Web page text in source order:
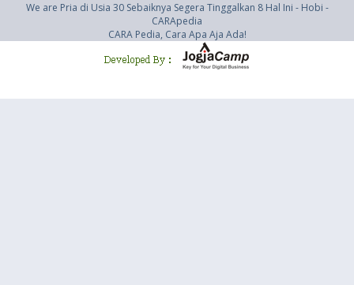
We are Pria di Usia 30 Sebaiknya Segera Tinggalkan 8 Hal Ini - Hobi -
CARApedia
CARA Pedia, Cara Apa Aja Ada!